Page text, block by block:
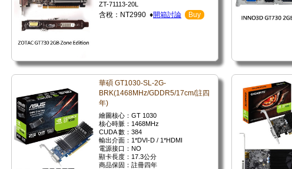
ZT-71113-20L
含稅：NT2990 ♦開箱討論 Buy
華碩 GT1030-SL-2G-
BRK(1468MHz/GDDR5/17cm/註四
年)
繪圖核心：GT 1030
核心時脈：1468MHz
CUDA 數：384
輸出介面：1*DVI-D / 1*HDMI
電源接口：NO
顯卡長度：17.3公分
商品保固：註冊四年